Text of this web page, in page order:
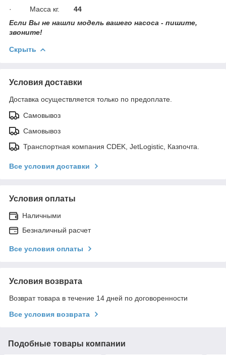
· Масса кг. 44
Если Вы не нашли модель вашего насоса - пишите,
звоните!
Скрыть
Условия доставки
Доставка осуществляется только по предоплате.
Самовывоз
Самовывоз
Транспортная компания CDEK, JetLogistic, Казпочта.
Все условия доставки
Условия оплаты
Наличными
Безналичный расчет
Все условия оплаты
Условия возврата
Возврат товара в течение 14 дней по договоренности
Все условия возврата
Подобные товары компании